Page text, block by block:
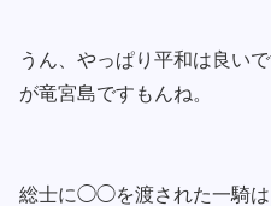
うん、やっぱり平和は良い
が竜宮島ですもんね。
総士に◯◯を渡された一騎